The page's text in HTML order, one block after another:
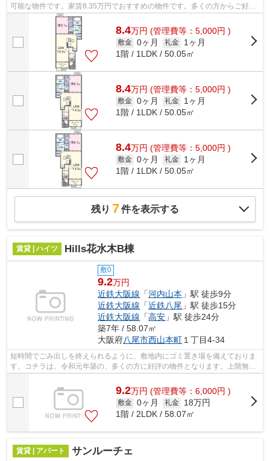
可能な物件です。家賃8.35万円でおすすめの物件です。多くの方からご好評
頂いているフェリス・ストリームのご紹...
8.4万円 (管理費等：5,000円 )
敷金 0ヶ月 礼金
1ヶ月
1階 / 1LDK / 50.05㎡
8.4万円 (管理費等：5,000円 )
敷金 0ヶ月 礼金
1ヶ月
1階 / 1LDK / 50.05㎡
8.4万円 (管理費等：5,000円 )
敷金 0ヶ月 礼金
1ヶ月
1階 / 1LDK / 50.05㎡
残り 7件を表示する
賃貸 | ハイツ Hills花水木B棟
敷0
9.2万円
近鉄大阪線 「河内山本 」駅 徒歩9分
近鉄大阪線 「近鉄八尾 」駅 徒歩15分
近鉄大阪線 「高安 」駅 徒歩24分
築7年 / 58.07㎡
大阪府八尾市西山本町 １丁目4-34
短時間でごみ出しを終えられるように、敷地内にゴミ置き場を備えておりま
す。コチラは、令和元年築の、多くの方に好評の物件となります。上階無し
の物件となっております。通勤やお出...
9.2万円 (管理費等：6,000円 )
敷金 0ヶ月 礼金
18万円
1階 / 2LDK / 58.07㎡
賃貸 | アパート サンルーチェ